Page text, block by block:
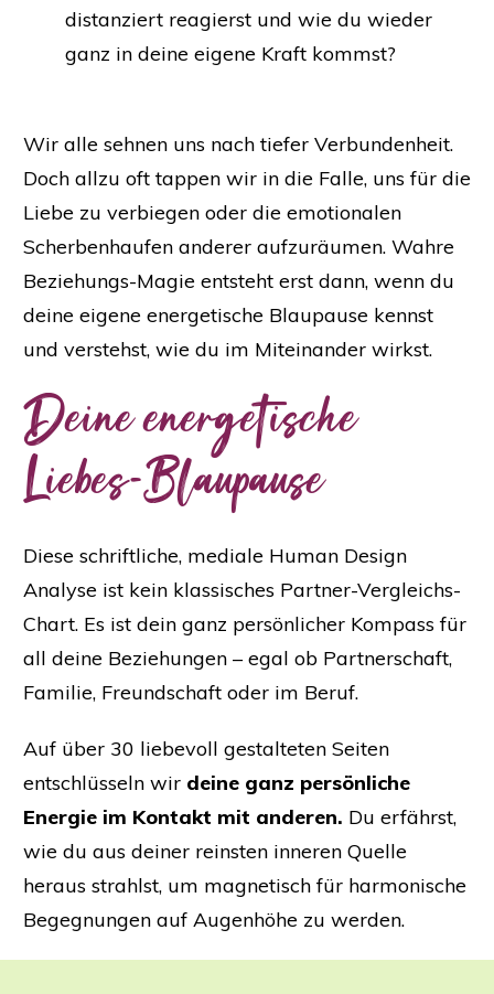
distanziert reagierst und wie du wieder
ganz in deine eigene Kraft kommst?
Wir alle sehnen uns nach tiefer Verbundenheit.
Doch allzu oft tappen wir in die Falle, uns für die
Liebe zu verbiegen oder die emotionalen
Scherbenhaufen anderer aufzuräumen. Wahre
Beziehungs-Magie entsteht erst dann, wenn du
deine eigene energetische Blaupause kennst
und verstehst, wie du im Miteinander wirkst.
Deine energetische
Liebes-Blaupause
Diese schriftliche, mediale Human Design
Analyse ist kein klassisches Partner-Vergleichs-
Chart. Es ist dein ganz persönlicher Kompass für
all deine Beziehungen – egal ob Partnerschaft,
Familie, Freundschaft oder im Beruf.
Auf über 30 liebevoll gestalteten Seiten
entschlüsseln wir deine ganz persönliche
Energie im Kontakt mit anderen. Du erfährst,
wie du aus deiner reinsten inneren Quelle
heraus strahlst, um magnetisch für harmonische
Begegnungen auf Augenhöhe zu werden.